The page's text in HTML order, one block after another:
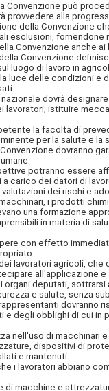
può
provvedere alla
della Convenzione
esclusioni,
Convenzione anche
Convenzione
luogo di lavoro in
luce delle condizioni e
dovrà
lavoratori; istituire
la facoltà di
per la salute e la
dovranno
potranno essere
carico dei datori di
dei rischi e
i prodotti
una formazione
in materia di
con effetto
lavoratori agricoli, che
all'applicazione
deputati,
e salute, senza
dovranno
e degli obblighi di cui
nell'uso di macchinari
dispositivi di
e mantenuti.
i lavoratori abbiano
macchine e